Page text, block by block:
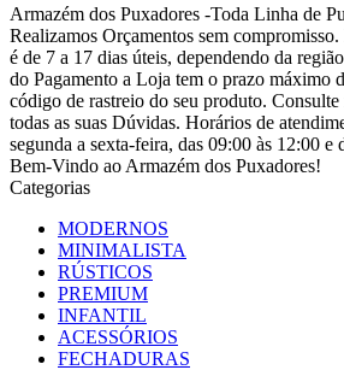
Armazém dos Puxadores -Toda Linha de
Realizamos Orçamentos sem
é de 7 a 17 dias úteis, dependendo da
do Pagamento a Loja tem o prazo máximo
código de rastreio do seu produto. Consulte
todas as suas Dúvidas. Horários de
segunda a sexta-feira, das 09:00 às 12:00 e
Bem-Vindo ao Armazém dos Puxadores!
Categorias
MODERNOS
MINIMALISTA
RÚSTICOS
PREMIUM
INFANTIL
ACESSÓRIOS
FECHADURAS